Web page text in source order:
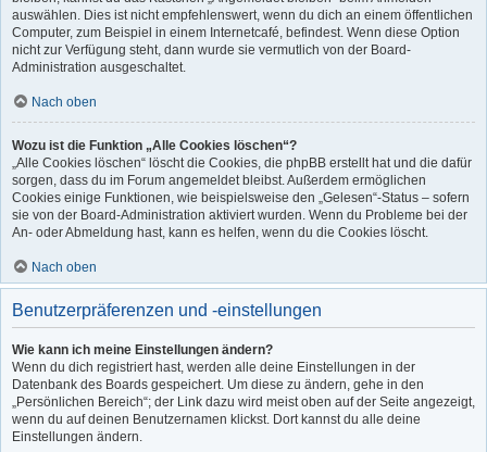
auswählen. Dies ist nicht empfehlenswert, wenn du dich an einem öffentlichen
Computer, zum Beispiel in einem Internetcafé, befindest. Wenn diese Option
nicht zur Verfügung steht, dann wurde sie vermutlich von der Board-
Administration ausgeschaltet.
Nach oben
Wozu ist die Funktion „Alle Cookies löschen“?
„Alle Cookies löschen“ löscht die Cookies, die phpBB erstellt hat und die dafür
sorgen, dass du im Forum angemeldet bleibst. Außerdem ermöglichen
Cookies einige Funktionen, wie beispielsweise den „Gelesen“-Status – sofern
sie von der Board-Administration aktiviert wurden. Wenn du Probleme bei der
An- oder Abmeldung hast, kann es helfen, wenn du die Cookies löscht.
Nach oben
Benutzerpräferenzen und -einstellungen
Wie kann ich meine Einstellungen ändern?
Wenn du dich registriert hast, werden alle deine Einstellungen in der
Datenbank des Boards gespeichert. Um diese zu ändern, gehe in den
„Persönlichen Bereich“; der Link dazu wird meist oben auf der Seite angezeigt,
wenn du auf deinen Benutzernamen klickst. Dort kannst du alle deine
Einstellungen ändern.